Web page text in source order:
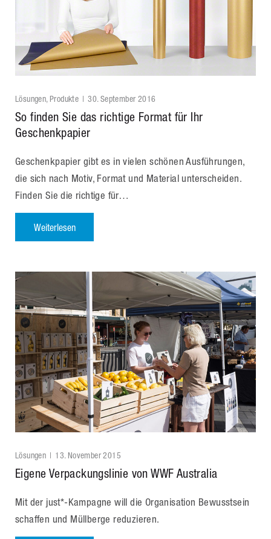
So finden Sie das richtige Format für Ihr
Geschenkpapier
Lösungen,Produkte 30. September 2016
Geschenkpapier gibt es in vielen schönen Ausführungen,
die sich nach Motiv, Format und Material unterscheiden.
Finden Sie die richtige für…
Weiterlesen
Eigene Verpackungslinie von WWF Australia
Lösungen 13. November 2015
Mit der just*-Kampagne will die Organisation Bewusstsein
schaffen und Müllberge reduzieren.